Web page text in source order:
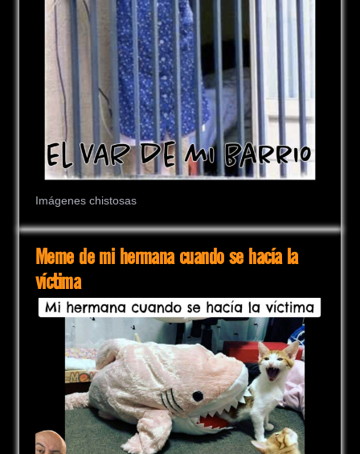
Imágenes chistosas
Meme de mi hermana cuando se hacía la
víctima